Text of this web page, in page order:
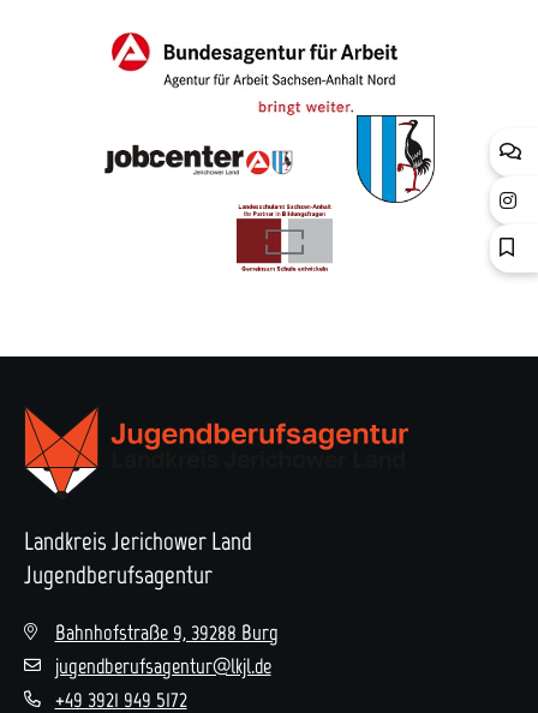
Landkreis Jerichower Land
Jugendberufsagentur
Bahnhofstraße 9, 39288 Burg
jugendberufsagentur@lkjl.de
+49 3921 949 5172